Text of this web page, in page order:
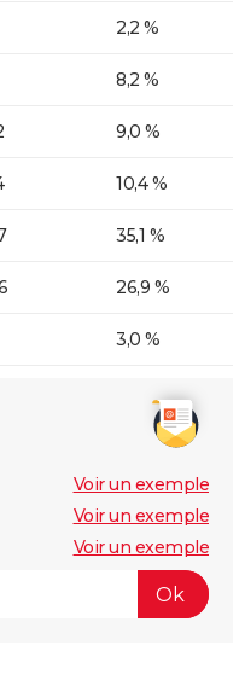
2,2 %
8,2 %
9,0 %
10,4 %
35,1 %
26,9 %
3,0 %
Voir un exemple
Voir un exemple
Voir un exemple